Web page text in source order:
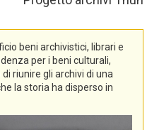
beni archivistici, librari e
per i beni culturali,
riunire gli archivi di una
la storia ha disperso in